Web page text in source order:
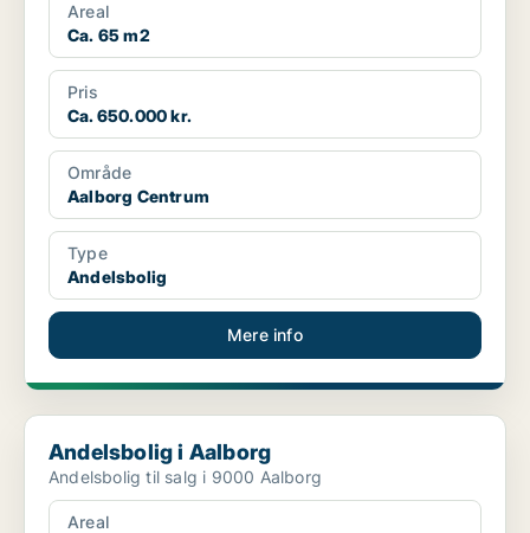
Areal
Ca. 65 m2
Pris
Ca. 650.000 kr.
Område
Aalborg Centrum
Type
Andelsbolig
Mere info
Andelsbolig i Aalborg
Andelsbolig i Aalborg
Andelsbolig til salg i 9000 Aalborg
Areal